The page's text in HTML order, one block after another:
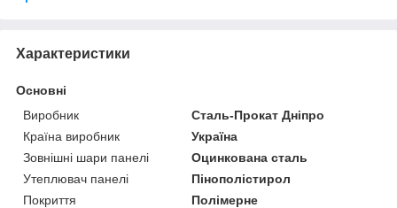
Характеристики
Основні
Виробник
Сталь-Прокат Дніпро
Країна виробник
Україна
Зовнішні шари панелі
Оцинкована сталь
Утеплювач панелі
Пінополістирол
Покриття
Полімерне